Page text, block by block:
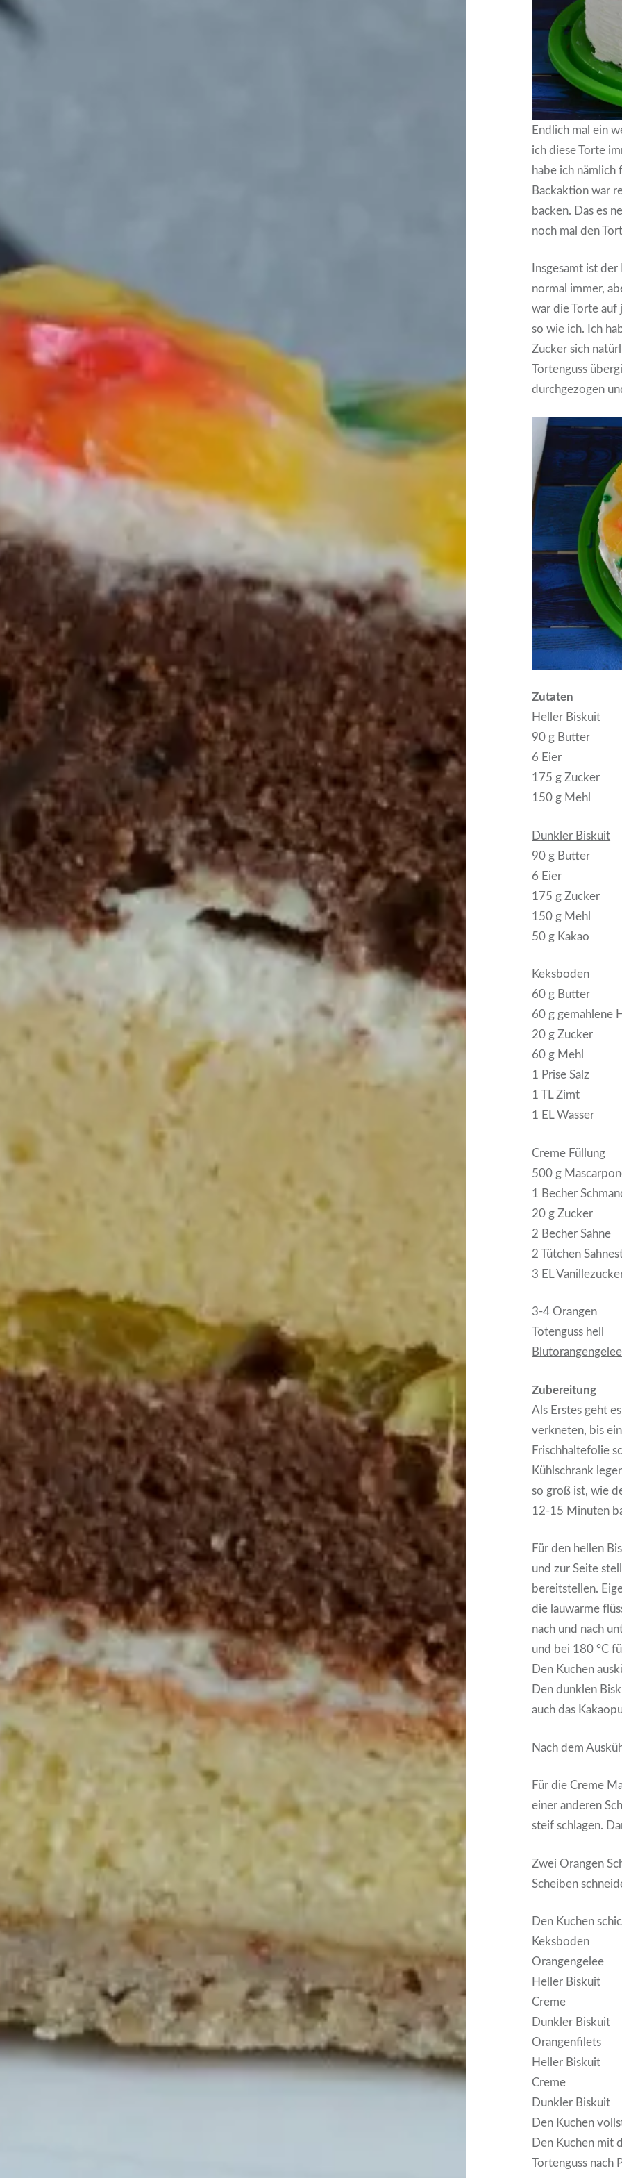
Endlich mal ein
ich diese Torte
habe ich nämlich
Backaktion war
backen. Das es
noch mal den
Insgesamt ist
normal immer,
war die Torte
so wie ich. Ich
Zucker sich
Tortenguss
durchgezogen
Zutaten
Heller Biskuit
90 g Butter
6 Eier
175 g Zucker
150 g Mehl
Dunkler Biskuit
90 g Butter
6 Eier
175 g Zucker
150 g Mehl
50 g Kakao
Keksboden
60 g Butter
60 g gemahlene
20 g Zucker
60 g Mehl
1 Prise Salz
1 TL Zimt
1 EL Wasser
Creme Füllung
500 g
1 Becher
20 g Zucker
2 Becher Sahne
2 Tütchen
3 EL
3-4 Orangen
Totenguss hell
Blutorangengelee
Zubereitung
Als Erstes geht
verkneten, bis
Frischhaltefolie
Kühlschrank
so groß ist, wie
12-15 Minuten
Für den hellen
und zur Seite
bereitstellen.
die lauwarme
nach und nach
und bei 180 °C
Den Kuchen
Den dunklen
auch das
Nach dem
Für die Creme
einer anderen
steif schlagen.
Zwei Orangen
Scheiben
Den Kuchen
Keksboden
Orangengelee
Heller Biskuit
Creme
Dunkler Biskuit
Orangenfilets
Heller Biskuit
Creme
Dunkler Biskuit
Den Kuchen
Den Kuchen mit
Tortenguss nach